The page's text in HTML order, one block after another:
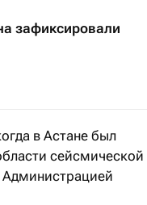
зафиксировали
в Астане был
сейсмической